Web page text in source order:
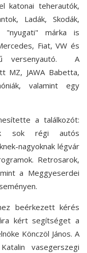
katonai teherautók,
Ladák, Skodák,
"nyugati" márka is
Fiat, VW és
versenyautó. A
MZ, JAWA Babetta,
valamint egy
a találkozót:
sok régi autós
nagyoknak légvár
Retrosarok,
a Meggyeserdei
beérkezett kérés
kért segítséget a
Könczöl János. A
vasegerszegi